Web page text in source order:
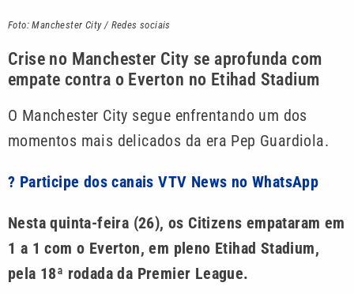
Foto: Manchester City / Redes sociais
Crise no Manchester City se aprofunda com
empate contra o Everton no Etihad Stadium
O Manchester City segue enfrentando um dos
momentos mais delicados da era Pep Guardiola.
? Participe dos canais VTV News no WhatsApp
Nesta quinta-feira (26), os Citizens empataram em
1 a 1 com o Everton, em pleno Etihad Stadium,
pela 18ª rodada da Premier League.